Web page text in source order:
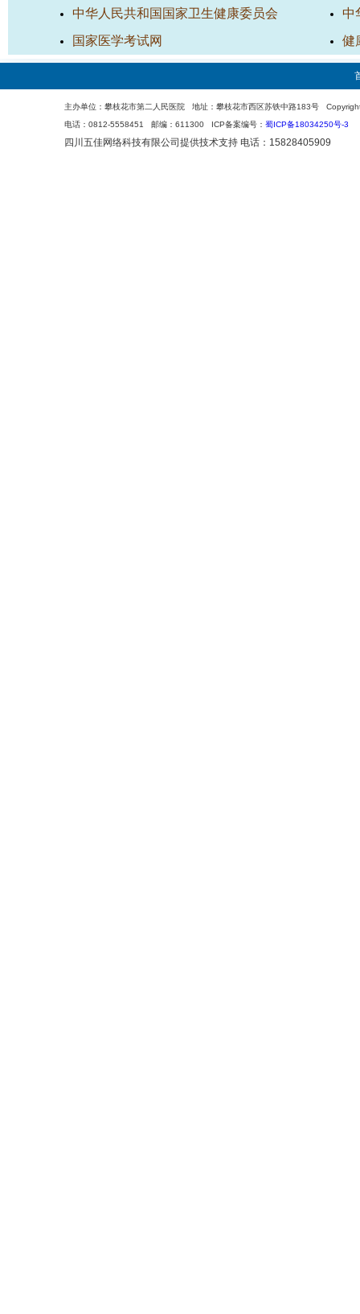
中华人民共和国国家卫生健康委员会
国家医学考试网
中
健
主办单位：攀枝花市第二人民医院 地址：攀枝花市西区苏铁中路183号
电话：0812-5558451 邮编：611300 ICP备案编号： 蜀ICP备18034250号-3
四川五佳网络科技有限公司 提供技术支持 电话：15828405909